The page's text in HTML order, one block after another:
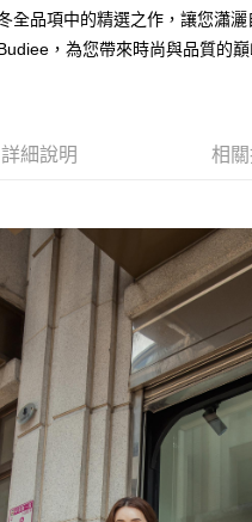
貨
NT$1,000(含以上)免運費
滿NT$1,000(含以上)免運費
全品項中的精選之作，讓您瀟
，為您帶來時尚與品質的巔
詳細說明 相